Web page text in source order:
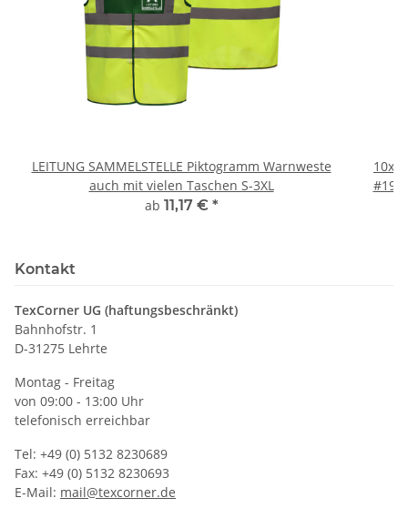
LEITUNG SAMMELSTELLE Piktogramm Warnweste
auch mit vielen Taschen S-3XL
ab 11,17 € *
10x
#190
Kontakt
TexCorner UG (haftungsbeschränkt)
Bahnhofstr. 1
D-31275 Lehrte
Montag - Freitag
von 09:00 - 13:00 Uhr
telefonisch erreichbar
Tel: +49 (0) 5132 8230689
Fax: +49 (0) 5132 8230693
E-Mail: mail@texcorner.de